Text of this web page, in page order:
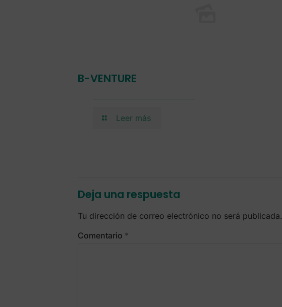
B-VENTURE
Leer más
Deja una respuesta
Tu dirección de correo electrónico no será publicada.
Comentario *